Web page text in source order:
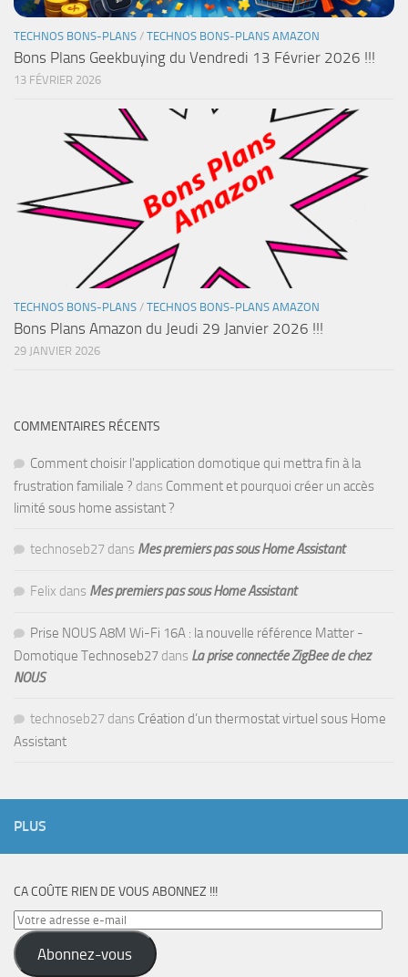
TECHNOS BONS-PLANS / TECHNOS BONS-PLANS AMAZON
Bons Plans Geekbuying du Vendredi 13 Février 2026 !!!
13 FÉVRIER 2026
TECHNOS BONS-PLANS / TECHNOS BONS-PLANS AMAZON
Bons Plans Amazon du Jeudi 29 Janvier 2026 !!!
29 JANVIER 2026
COMMENTAIRES RÉCENTS
Comment choisir l'application domotique qui mettra fin à la
frustration familiale ? dans Comment et pourquoi créer un accès
limité sous home assistant ?
technoseb27 dans Mes premiers pas sous Home Assistant
Felix dans Mes premiers pas sous Home Assistant
Prise NOUS A8M Wi-Fi 16A : la nouvelle référence Matter -
Domotique Technoseb27 dans La prise connectée ZigBee de chez
NOUS
technoseb27 dans Création d’un thermostat virtuel sous Home
Assistant
PLUS
CA COÛTE RIEN DE VOUS ABONNEZ !!!
Votre
adresse
e-
Abonnez-vous